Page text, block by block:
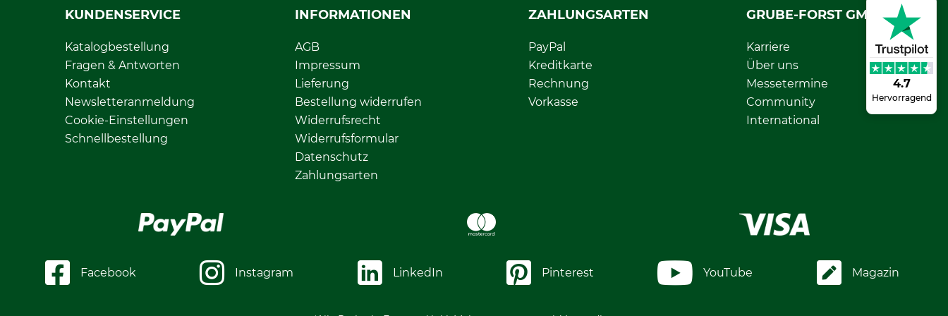
4.7
Hervorragend
KUNDENSERVICE
Katalogbestellung
Fragen & Antworten
Kontakt
Newsletteranmeldung
Cookie-Einstellungen
Schnellbestellung
INFORMATIONEN
AGB
Impressum
Lieferung
Bestellung widerrufen
Widerrufsrecht
Widerrufsformular
Datenschutz
Zahlungsarten
ZAHLUNGSARTEN
PayPal
Kreditkarte
Rechnung
Vorkasse
GRUBE-FORST GMBH
Karriere
Über uns
Messetermine
Community
International
Facebook Instagram LinkedIn Pinterest YouTube Magazin